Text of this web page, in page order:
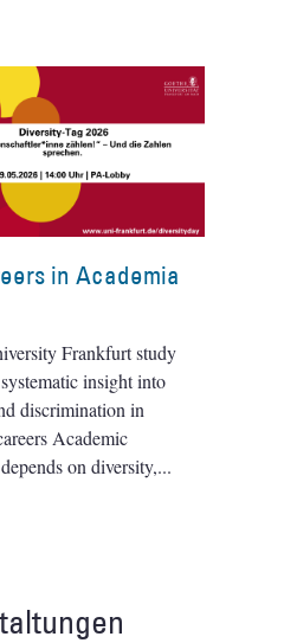
in Academia
Frankfurt study
insight into
discrimination in
Academic
on diversity,